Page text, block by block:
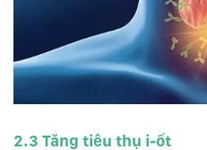
2.3 Tăng tiêu thụ i-ốt